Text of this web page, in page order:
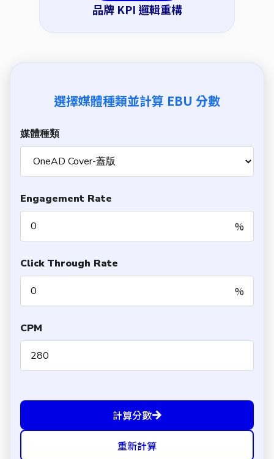
品牌 KPI 邏輯重構
選擇媒體種類並計算 EBU 分數
媒體種類
Engagement Rate
%
Click Through Rate
%
CPM
計算分數
重新計算